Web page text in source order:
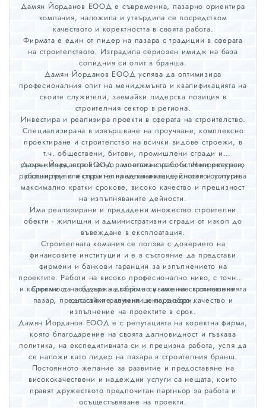
Дамян Йорданов ЕООД е съвременна, пазарно ориентира
компания, наложила и утвърдила се посредством
качеството и коректността в своята работа.
Фирмата е един от лидер на пазара с традиции в сферата
на строителството. Изградила сериозен имидж на база
солидния си опит в бранша.
Дамян Йорданов ЕООД успява да оптимизира
професионалния опит на мениджмънта и квалификацията на
своите служители, заемайки лидерска позиция в
строителния сектор в региона.
Инвестира и реализира проекти в сферата на строителство.
Специализирана в извършване на проучване, комплексно
проектиране и строителство на всички видове строежи, в
т.ч. обществени, битови, промишлени сгради и
съоръжения, строително - монтажни работи. Непрекъснато
разширява спектъра на предлаганите дейности и услуги.
Дамян Йорданов ЕООД разполага със собствени ресурси,
работни групи и строителна механизация, с което осигурява
максимално кратки срокове, високо качество и прецизност
на изпълняваните дейности.
Има реализирани и предадени множество строителни
обекти - жилищни и административни сгради от изкоп до
въвеждане в експлоатация.
Строителната комания се ползва с доверието на
финансовите институции и е в състояние да представи
фирмени и банкови гаранции за изпълнението на
проектите. Работи на високо професионално ниво, с точност
и коректност на базата на взаймно уважение в отношенията
със своите клиенти и партньори.
Стреми да поддържа доброто си име на строителния
пазар, предлагайки разумни цени, добро качество и
изпълнение на проектите в срок.
Дамян Йорданов ЕООД е с репутацията на коректна фирма,
която благодарение на своята далновидност и гъвкава
политика, на експедитивната си и прецизна работа, успя да
се наложи като лидер на пазара в строителния бранш.
Постоянното желание за развитие и предоставяне на
висококачествени и надеждни услуги са нещата, които
правят дружеството предпочитан партньор за работа и
осъщестъвяване на проекти.